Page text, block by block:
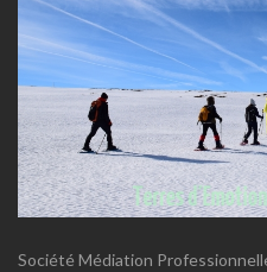
Société Médiation